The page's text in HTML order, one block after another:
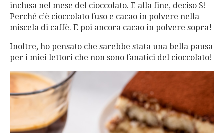
inclusa nel mese del cioccolato. E alla fine, deciso S!
Perché c’è cioccolato fuso e cacao in polvere nella
miscela di caffè. E poi ancora cacao in polvere sopra!
Inoltre, ho pensato che sarebbe stata una bella pausa
per i miei lettori che non sono fanatici del cioccolato!